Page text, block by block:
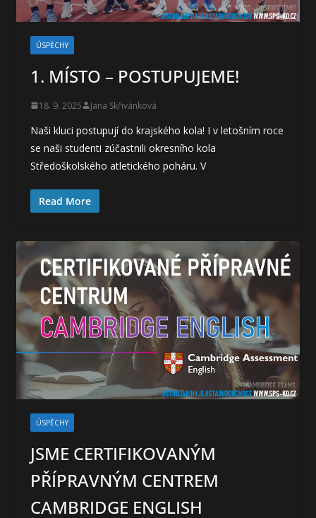
ÚSPĚCHY
1. MÍSTO – POSTUPUJEME!
18. 9. 2025 Jana Skřivánková
Naši kluci postupují do krajského kola! I v letošním roce
se naši studenti zúčastnili okresního kola
Středoškolského atletického poháru. V
Read More
ÚSPĚCHY
JSME CERTIFIKOVANÝM
PŘÍPRAVNÝM CENTREM
CAMBRIDGE ENGLISH